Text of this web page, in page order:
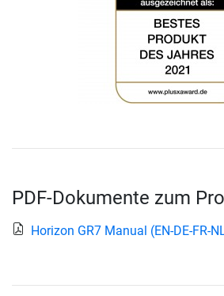
PDF-Dokumente zum
Horizon GR7 Manual (EN-DE-FR-